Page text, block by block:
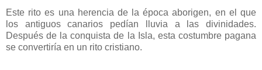
Este rito es una herencia de la época aborigen, en el que
los antiguos canarios pedían lluvia a las divinidades.
Después de la conquista de la Isla, esta costumbre pagana
se convertiría en un rito cristiano.